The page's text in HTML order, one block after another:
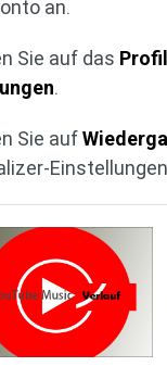
an.
Sie auf das Profil
.
Sie auf